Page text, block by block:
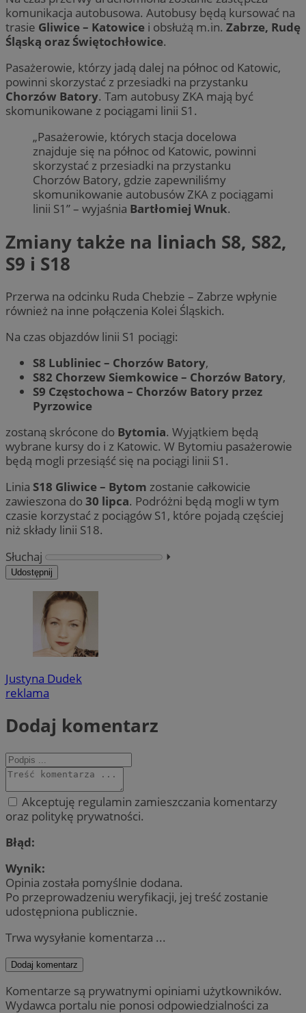
komunikacja autobusowa. Autobusy będą kursować na
trasie Gliwice – Katowice i obsłużą m.in. Zabrze, Rudę
Śląską oraz Świętochłowice.
Pasażerowie, którzy jadą dalej na północ od Katowic,
powinni skorzystać z przesiadki na przystanku
Chorzów Batory. Tam autobusy ZKA mają być
skomunikowane z pociągami linii S1.
„Pasażerowie, których stacja docelowa
znajduje się na północ od Katowic, powinni
skorzystać z przesiadki na przystanku
Chorzów Batory, gdzie zapewniliśmy
skomunikowanie autobusów ZKA z pociągami
linii S1” – wyjaśnia Bartłomiej Wnuk.
Zmiany także na liniach S8, S82,
S9 i S18
Przerwa na odcinku Ruda Chebzie – Zabrze wpłynie
również na inne połączenia Kolei Śląskich.
Na czas objazdów linii S1 pociągi:
S8 Lubliniec – Chorzów Batory,
S82 Chorzew Siemkowice – Chorzów Batory,
S9 Częstochowa – Chorzów Batory przez
Pyrzowice
zostaną skrócone do Bytomia. Wyjątkiem będą
wybrane kursy do i z Katowic. W Bytomiu pasażerowie
będą mogli przesiąść się na pociągi linii S1.
Linia S18 Gliwice – Bytom zostanie całkowicie
zawieszona do30 lipca. Podróżni będą mogli w tym
czasie korzystać z pociągów S1, które pojadą częściej
niż składy linii S18.
Słuchaj
⏵︎
Udostępnij
Justyna Dudek
reklama
Dodaj komentarz
Akceptuję regulamin zamieszczania komentarzy
oraz politykę prywatności.
Błąd:
Wynik:
Opinia została pomyślnie dodana.
Po przeprowadzeniu weryfikacji, jej treść zostanie
udostępniona publicznie.
Trwa wysyłanie komentarza ...
Dodaj komentarz
Komentarze są prywatnymi opiniami użytkowników.
Wydawca portalu nie ponosi odpowiedzialności za